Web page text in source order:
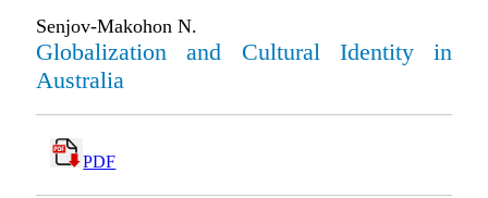
Senjov-Makohon N.
Globalization and Cultural Identity in
Australia
PDF